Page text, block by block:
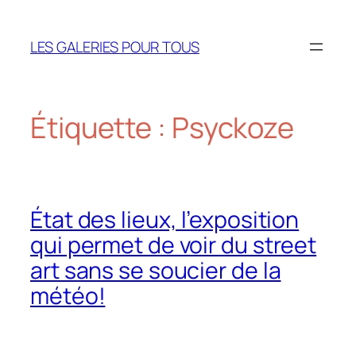
contenu
LES GALERIES POUR TOUS
Étiquette : Psyckoze
État des lieux, l’exposition
qui permet de voir du street
art sans se soucier de la
météo!